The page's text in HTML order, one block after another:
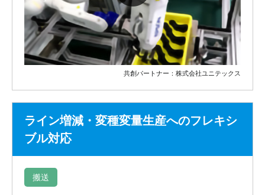
共創パートナー：株式会社ユニテックス
ライン増減・変種変量生産へのフレキシ
ブル対応
搬送